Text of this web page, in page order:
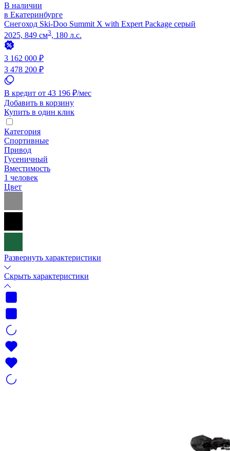
В наличии
в Екатеринбурге
Снегоход Ski-Doo Summit X with Expert Package серый
2025, 849 см3, 180 л.с.
3 162 000 ₽
3 478 200 ₽
В кредит от 43 196 ₽/мес
Добавить в корзину
Купить в один клик
Категория
Спортивные
Привод
Гусеничный
Вместимость
1 человек
Цвет
Развернуть характеристики
Скрыть характеристики